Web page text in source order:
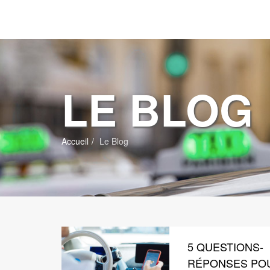
LE BLOG
Accueil Le Blog
5 QUESTIONS-
RÉPONSES